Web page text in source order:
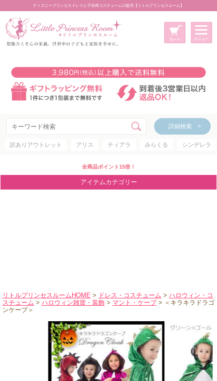
ディズニープリンセスドレスと子供用コスチュームの販売【リトルプリンセスルーム】
詳細検索 >
訳ありアウトレット アリス ティアラ みらくる シンデレラ
全商品ポイント15倍！
アイテムカテゴリー
リトルプリンセスルームHOME > ドレス・コスチューム > ハロウィン・コ
スチューム > ハロウィン雑貨・装飾 > マント・ケープ> ＜キラキラドラゴ
ンケープ＞
新規会員登録
マイページ
カート
詳細検索 >
アイテムカテゴリー
ディズニープリンセス
ディズニキャラクター
アウトレット
ショッピングインフォメーション
会社概要
お支払・送料
返品・交換